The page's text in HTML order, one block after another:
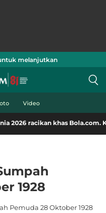
melanjutkan
Video
Bola.com. Klik di sini!
1928
Pemuda 28 Oktober 1928